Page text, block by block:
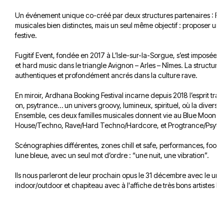
Un événement unique co-créé par deux structures partenaires :
musicales bien distinctes, mais un seul même objectif : proposer
festive.
Fugitif Event, fondée en 2017 à L’Isle-sur-la-Sorgue, s’est
et hard music dans le triangle Avignon – Arles – Nîmes. La
authentiques et profondément ancrés dans la culture rave.
En miroir, Ardhana Booking Festival incarne depuis 2018 l’esprit
on, psytrance… un univers groovy, lumineux, spirituel, où la
Ensemble, ces deux familles musicales donnent vie au Blue Moon
House/Techno, Rave/Hard Techno/Hardcore, et Progtrance/
Scénographies différentes, zones chill et safe, performances,
lune bleue, avec un seul mot d’ordre : “une nuit, une vibration”.
Ils nous parleront de leur prochain opus le 31 décembre avec le
indoor/outdoor et chapiteau avec à l'affiche de très bons artistes